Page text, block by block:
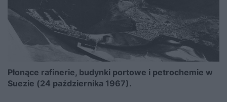
Płonące rafinerie, budynki portowe i petrochemie w
Suezie (24 października 1967).